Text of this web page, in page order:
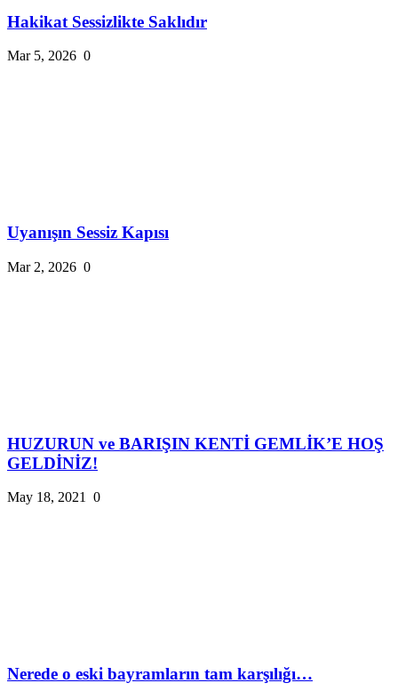
Hakikat Sessizlikte Saklıdır
Mar 5, 2026 0
Uyanışın Sessiz Kapısı
Mar 2, 2026 0
HUZURUN ve BARIŞIN KENTİ GEMLİK’E HOŞ
GELDİNİZ!
May 18, 2021 0
Nerede o eski bayramların tam karşılığı…